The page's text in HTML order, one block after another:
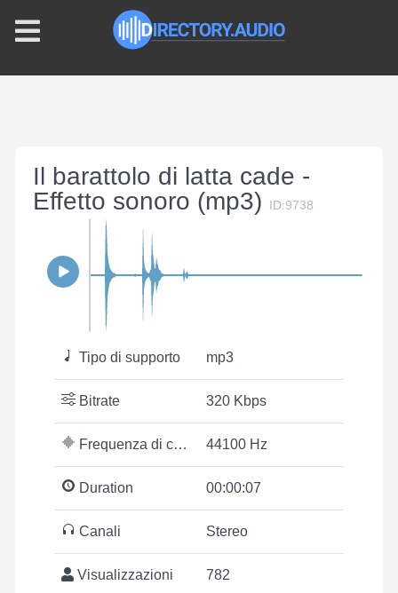
Il barattolo di latta cade -
Effetto sonoro (mp3)
ID:9738
Tipo di supporto mp3
Bitrate 320 Kbps
Frequenza di campionamento 44100 Hz
Duration 00:00:07
Canali Stereo
Visualizzazioni 782